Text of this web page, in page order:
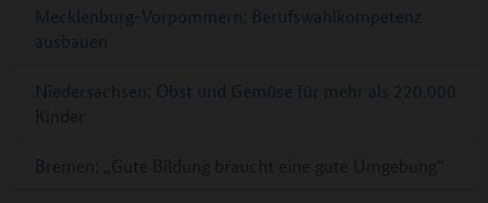
Mecklenburg-Vorpommern: Berufswahlkompetenz
ausbauen
Niedersachsen: Obst und Gemüse für mehr als 220.000
Kinder
Bremen: „Gute Bildung braucht eine gute Umgebung“